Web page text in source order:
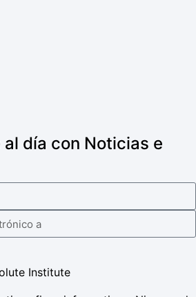
día con Noticias e
Institute